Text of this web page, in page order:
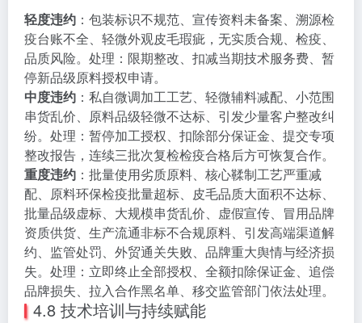
轻度违约 ：包装标识不规范、宣传资料未备案、溯源检
疫台账不全、轻微外观皮毛瑕疵，无实质合规、检疫、
品质风险。处理：限期整改、扣减当期技术服务费、暂
停新品级原料授权申请。
中度违约 ：私自微调加工工艺、轻微辅料减配、小范围
串货乱价、原料品级轻微不达标、引发少量客户整改纠
纷。处理：暂停加工授权、扣除部分保证金、提交专项
整改报告，连续三批次复检检疫合格后方可恢复合作。
重度违约 ：批量使用劣质原料、核心鞣制工艺严重减
配、原料环保检疫批量超标、皮毛品质大面积不达标、
批量品级虚标、大规模串货乱价、虚假宣传、冒用品牌
资质供货、生产流通非标不合规原料、引发高端渠道解
约、监管处罚、外贸通关失败、品牌重大舆情与经济损
失。处理：立即终止全部授权、全额扣除保证金、追偿
品牌损失、拉入合作黑名单、移交监管部门依法处理。
4.8 技术培训与持续赋能